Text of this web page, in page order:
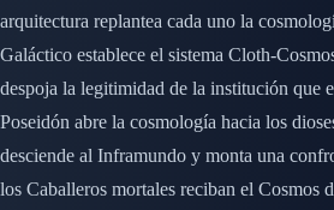
arquitectura replantea cada uno la
Galáctico establece el sistema Cloth-
despoja la legitimidad de la institución que
Poseidón abre la cosmología hacia los
desciende al Inframundo y monta una
los Caballeros mortales reciban el Cosmos